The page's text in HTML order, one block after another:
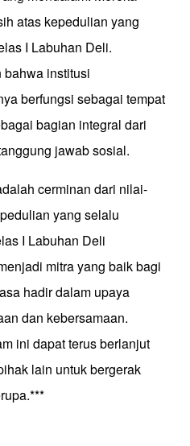
atas kepedulian yang
I Labuhan Deli.
bahwa institusi
berfungsi sebagai tempat
bagian integral dari
jawab sosial.
cerminan dari nilai-
yang selalu
I Labuhan Deli
mitra yang baik bagi
hadir dalam upaya
dan kebersamaan.
ini dapat terus berlanjut
lain untuk bergerak